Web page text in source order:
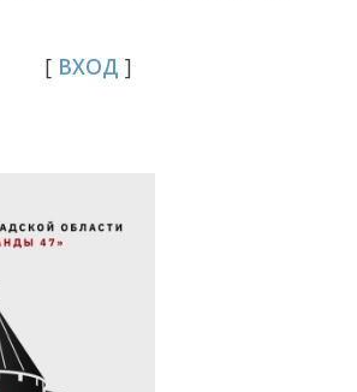
[ ВХОД ]